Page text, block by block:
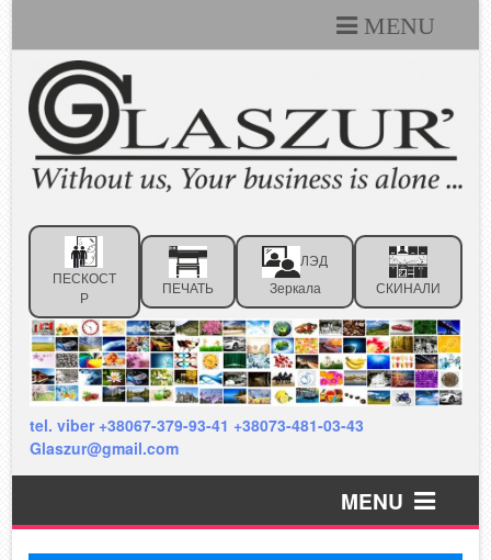
MENU
Каталоги
Технические условия
Портфолио
Контакты
Отзывы клиентов
ПЕСКОСТ
Р
ПЕЧАТЬ
ЛЭД
Зеркала
СКИНАЛИ
tel. viber +38067-379-93-41 +38073-481-03-43
Glaszur@gmail.com
MENU